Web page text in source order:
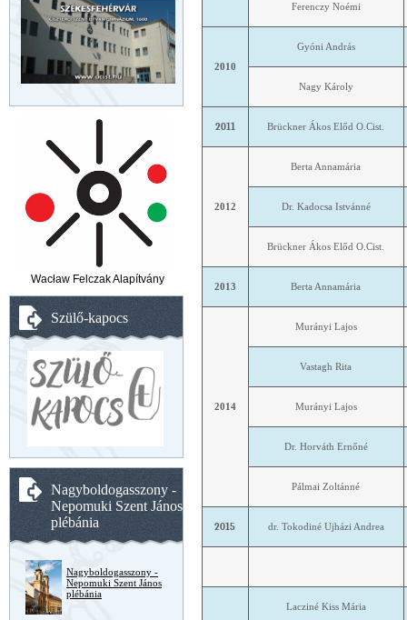
Wacław Felczak Alapítvány
Szülő-kapocs
Nagyboldogasszony -
Nepomuki Szent János
plébánia
Nagyboldogasszony -
Nepomuki Szent János
plébánia
Ferenczy Noémi
2010
Gyóni András
Nagy Károly
2011 Brückner Ákos Előd O.Cist.
2012
Berta Annamária
Dr. Kadocsa Istvánné
Brückner Ákos Előd O.Cist.
2013 Berta Annamária
2014
Murányi Lajos
Vastagh Rita
Murányi Lajos
Dr. Horváth Ernőné
Pálmai Zoltánné
2015 dr. Tokodiné Ujházi Andrea
Lacziné Kiss Mária